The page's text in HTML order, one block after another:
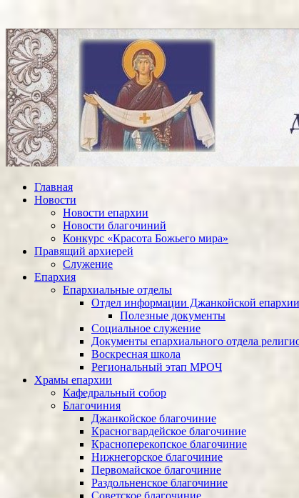
Главная
Новости
Новости епархии
Новости благочиний
Конкурс «Красота Божьего мира»
Правящий архиерей
Служение
Епархия
Епархиальные отделы
Отдел информации Джанкойской епархии
Полезные документы
Социальное служение
Документы епархиального отдела
Воскресная школа
Региональный этап МРОЧ
Храмы епархии
Кафедральный собор
Благочиния
Джанкойское благочиние
Красногвардейское благочиние
Красноперекопское благочиние
Нижнегорское благочиние
Первомайское благочиние
Раздольненское благочиние
Советское благочиние